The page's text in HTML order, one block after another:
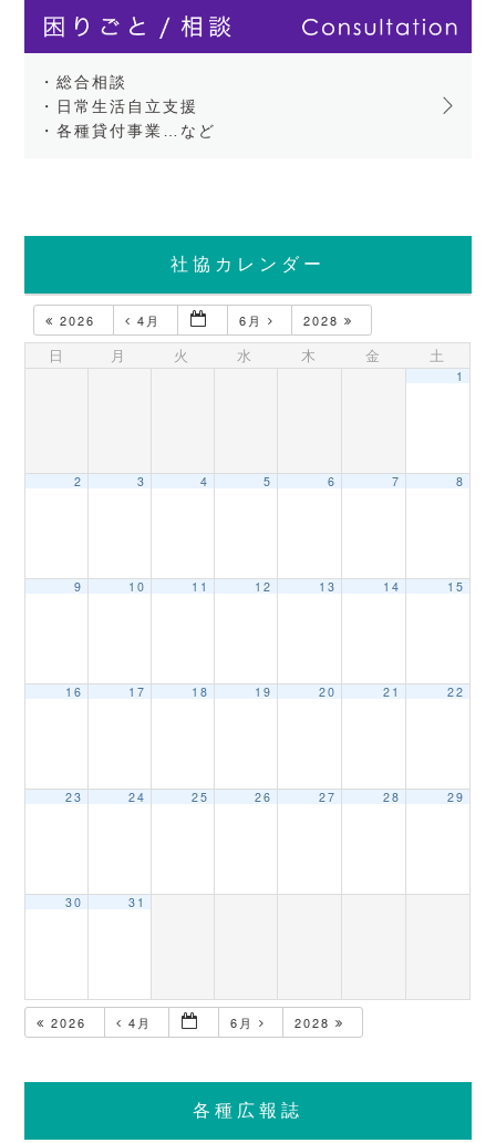
・総合相談
・日常生活自立支援
・各種貸付事業…など
社協カレンダー
2026 4月 6月 2028
日 月 火 水 木 金 土
1
2 3 4 5 6 7 8
9 10 11 12 13 14 15
16 17 18 19 20 21 22
23 24 25 26 27 28 29
30 31
2026 4月 6月 2028
各種広報誌